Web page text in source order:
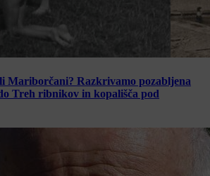
Mariborčani? Razkrivamo pozabljena
Treh ribnikov in kopališča pod